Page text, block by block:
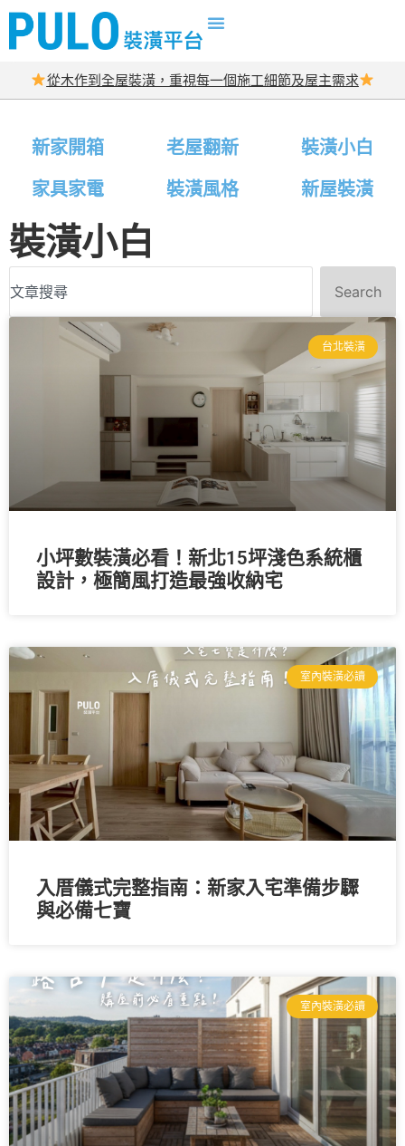
從木作到全屋裝潢，重視每一個施工細節及屋主需求
新家開箱 老屋翻新
裝潢小白
家具家電
裝潢風格 新屋裝潢
裝潢小白
Search
台北裝潢
小坪數裝潢必看！新北15坪淺色系統櫃
設計，極簡風打造最強收納宅
室內裝潢必讀
入厝儀式完整指南：新家入宅準備步驟
與必備七寶
室內裝潢必讀